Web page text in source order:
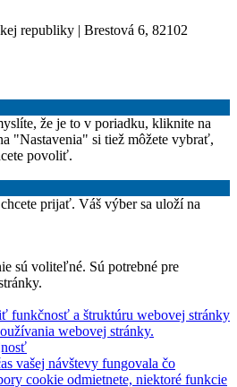
republiky | Brestová 6, 82102
že je to v poriadku, kliknite na
"Nastavenia" si tiež môžete vybrať,
povoliť.
prijať. Váš výber sa uloží na
sú voliteľné. Sú potrebné pre
funkčnosť a štruktúru webovej stránky
webovej stránky.
vašej návštevy fungovala čo
cookie odmietnete, niektoré funkcie